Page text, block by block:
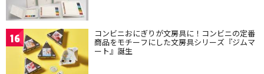
16 コンビニおにぎりが文房具に！コンビニの定番
商品をモチーフにした文房具シリーズ『ジムマ
ート』誕生